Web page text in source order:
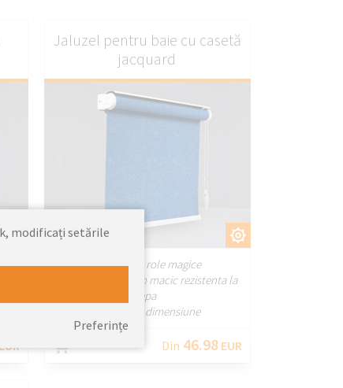
Jaluzel pentru baie cu casetă
jacquard
- Jaluză cu role magice
- Tesatura de ecran macic rezistenta la
apa
- Sistem la dimensiune
Din 46.98 EUR
modificați setările
Preferințe